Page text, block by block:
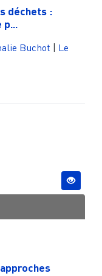
déchets :
p...
Buchot
Le